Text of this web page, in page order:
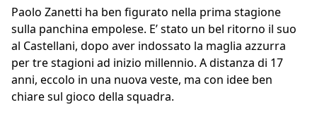
Paolo Zanetti ha ben figurato nella prima stagione
sulla panchina empolese. E’ stato un bel ritorno il suo
al Castellani, dopo aver indossato la maglia azzurra
per tre stagioni ad inizio millennio. A distanza di 17
anni, eccolo in una nuova veste, ma con idee ben
chiare sul gioco della squadra.